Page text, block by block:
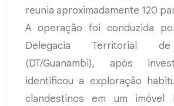
reunia aproximadamente 120
A operação foi conduzida
Delegacia Territorial
(DT/Guanambi), após
identificou a exploração
clandestinos em um imóvel